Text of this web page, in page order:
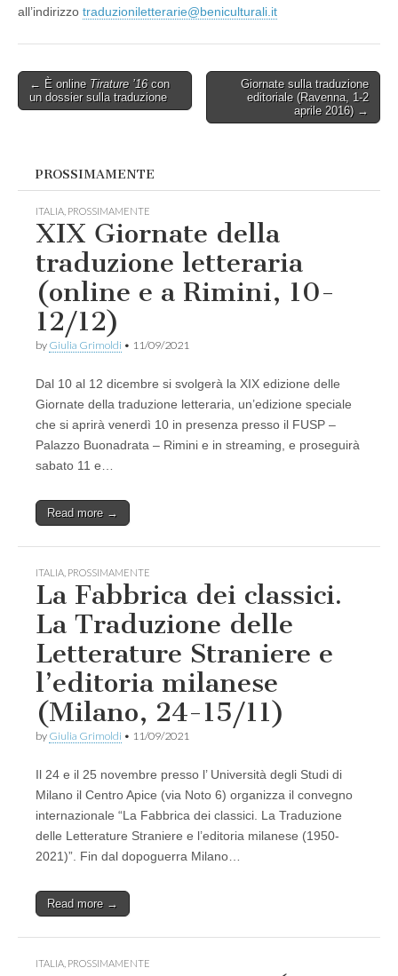
all’indirizzo traduzioniletterarie@beniculturali.it
Post
navigation
← È online Tirature ’16con
un dossier sulla traduzione
Giornate sulla traduzione
editoriale (Ravenna, 1-2
aprile 2016) →
PROSSIMAMENTE
ITALIA PROSSIMAMENTE
XIX Giornate della
traduzione letteraria
(online e a Rimini, 10-
12/12)
by Giulia Grimoldi • 11/09/2021
Dal 10 al 12 dicembre si svolgerà la XIX edizione delle
Giornate della traduzione letteraria, un’edizione speciale
che si aprirà venerdì 10 in presenza presso il FUSP –
Palazzo Buonadrata – Rimini e in streaming, e proseguirà
sabato 11 e…
Read more →
ITALIA PROSSIMAMENTE
La Fabbrica dei classici.
La Traduzione delle
Letterature Straniere e
l’editoria milanese
(Milano, 24-15/11)
by Giulia Grimoldi • 11/09/2021
Il 24 e il 25 novembre presso l’ Università degli Studi di
Milano il Centro Apice (via Noto 6) organizza il convegno
internazionale “La Fabbrica dei classici. La Traduzione
delle Letterature Straniere e l’editoria milanese (1950-
2021)”. Fin dal dopoguerra Milano…
Read more →
ITALIA PROSSIMAMENTE